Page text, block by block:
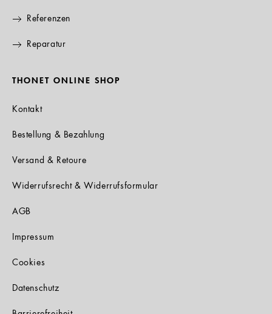
Referenzen
Reparatur
THONET ONLINE SHOP
Kontakt
Bestellung & Bezahlung
Versand & Retoure
Widerrufsrecht & Widerrufsformular
AGB
Impressum
Cookies
Datenschutz